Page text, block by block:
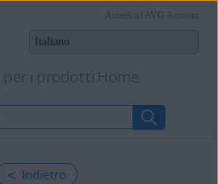
per i prodotti Home
Accedi ad AVG Account
< Indietro